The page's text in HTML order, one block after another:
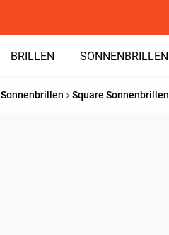
BRILLEN SONNENBRILLEN
Sonnenbrillen Square Sonnenbrillen